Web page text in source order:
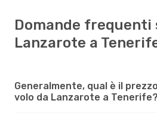
Domande frequenti
Lanzarote a
Generalmente, qual è il
volo da Lanzarote a Tenerife?